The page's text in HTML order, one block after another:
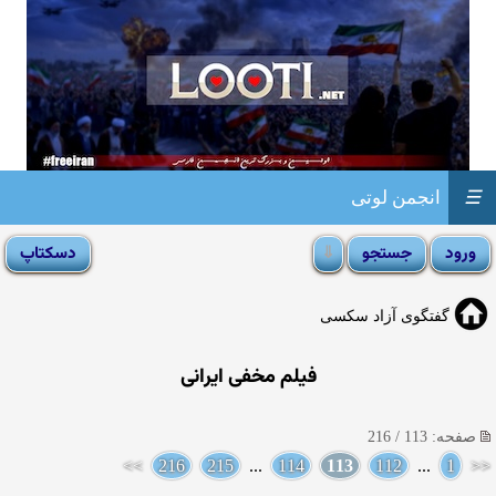
انجمن لوتی ☰
گفتگوی آزاد سکسی
فیلم مخفی ایرانی
صفحه: 113 / 216
<<
1
...
112
113
114
...
215
216
>>